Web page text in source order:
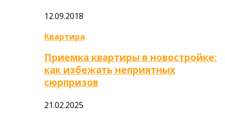
12.09.2018
Квартира
Приемка квартиры в новостройке:
как избежать неприятных
сюрпризов
21.02.2025